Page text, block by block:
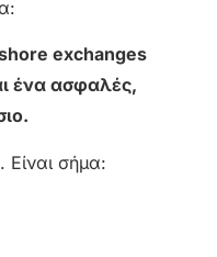
exchanges
ένα ασφαλές,
Είναι σήμα: